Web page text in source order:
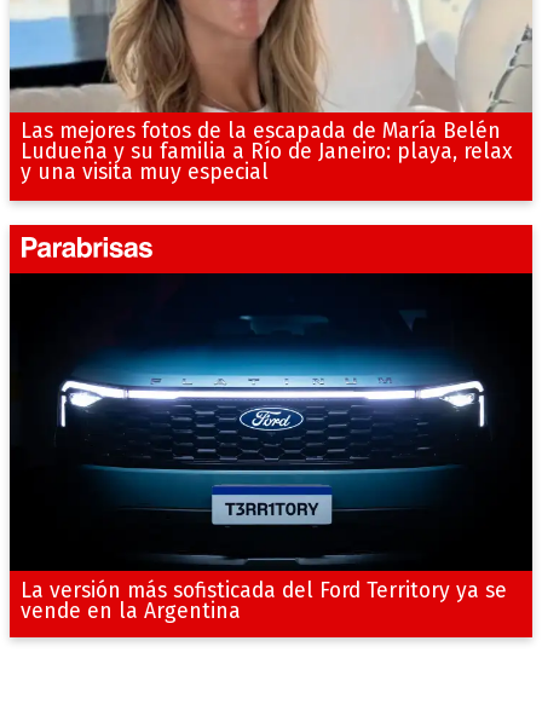
Las mejores fotos de la escapada de María Belén
Ludueña y su familia a Río de Janeiro: playa, relax
y una visita muy especial
La versión más sofisticada del Ford Territory ya se
vende en la Argentina